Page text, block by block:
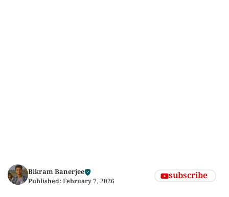
Bikram Banerjee
Published: February 7, 2026 subscribe